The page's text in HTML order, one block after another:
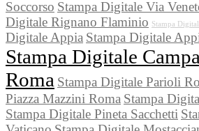
Soccorso Stampa Digitale Via
Digitale Rignano Flaminio Stampa
Digitale Appia Stampa Digitale
Stampa Digitale
Roma Stampa Digitale Parioli
Piazza Mazzini Roma Stampa
Stampa Digitale Pineta Sacchetti